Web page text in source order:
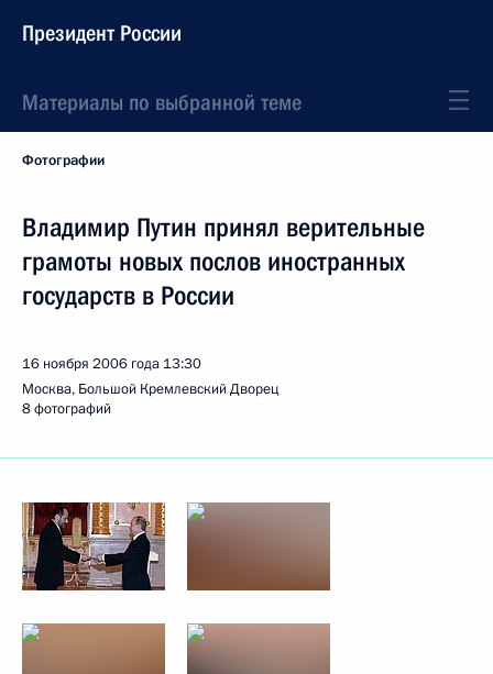
Президент России
Материалы по выбранной теме
Фотографии
Владимир Путин принял верительные
грамоты новых послов иностранных
государств в России
16 ноября 2006 года 13:30
Москва, Большой Кремлевский Дворец
8 фотографий